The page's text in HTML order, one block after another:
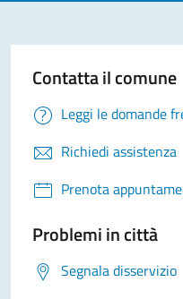
Contatta il comune
Leggi le domande
Richiedi assistenza
Prenota
Problemi in città
Segnala disservizio